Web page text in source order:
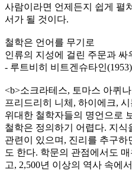
사람이라면 언제든지 쉽게 펼
서가 될 것이다.
철학은 언어를 무기로
인류의 지성에 걸린 주문과 싸
- 루트비히 비트겐슈타인(1953)
<b>소크라테스, 토마스 아퀴
프리드리히 니체, 하이에크,
위대한 철학자들의 명언으로
철학은 정의하기 어렵다. 지
관련이 있으며, 진리를 추구하
도 한다. 학문의 관점에서도
고, 2,500년 이상의 역사 속에